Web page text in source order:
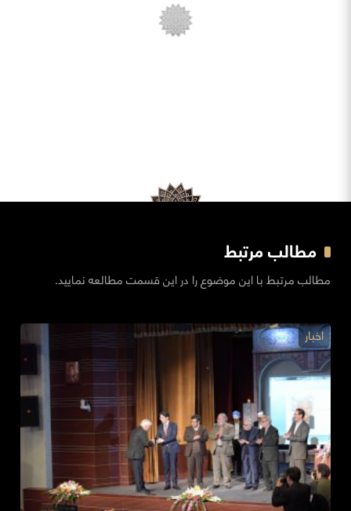
مطالب مرتبط
مطالب مرتبط با این موضوع را در این قسمت مطالعه نمایید.
اخبار